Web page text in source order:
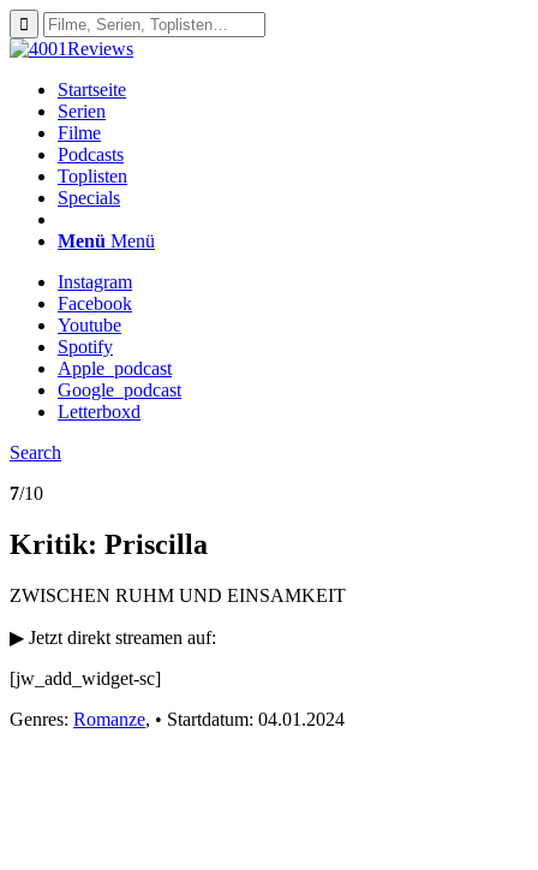
Startseite
Serien
Filme
Podcasts
Toplisten
Specials
Menü Menü
Instagram
Facebook
Youtube
Spotify
Apple_podcast
Google_podcast
Letterboxd
Search
7/10
Kritik: Priscilla
ZWISCHEN RUHM UND EINSAMKEIT
▶ Jetzt direkt streamen auf:
[jw_add_widget-sc]
Genres: Romanze, • Startdatum: 04.01.2024